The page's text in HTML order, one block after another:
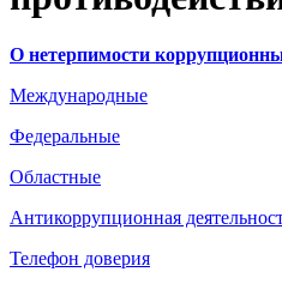
О нетерпимости
Международные
Федеральные
Областные
Антикоррупционная
Телефон доверия